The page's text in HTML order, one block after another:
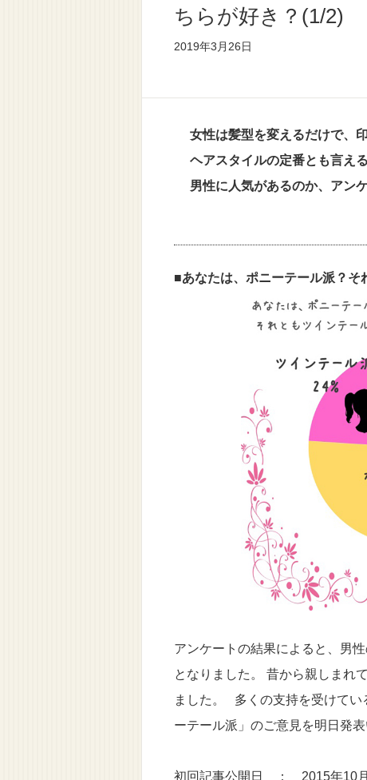
ちらが好き？(1/2)
2019年3月26日
女性は髪型を変えるだけで、
ヘアスタイルの定番とも言え
男性に人気があるのか、アン
■あなたは、ポニーテール派？そ
アンケートの結果によると、男
となりました。 昔から親しまれ
ました。 多くの支持を受けてい
ーテール派」のご意見を明日発
初回記事公開日 ： 2015年10